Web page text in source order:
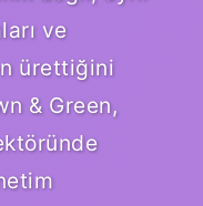
ve
ürettiğini
& Green,